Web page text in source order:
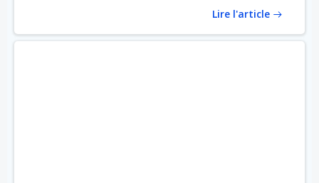
Lire l'article